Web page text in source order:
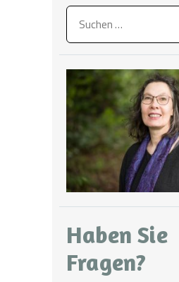
Suchen
nach:
Haben Sie
Fragen?